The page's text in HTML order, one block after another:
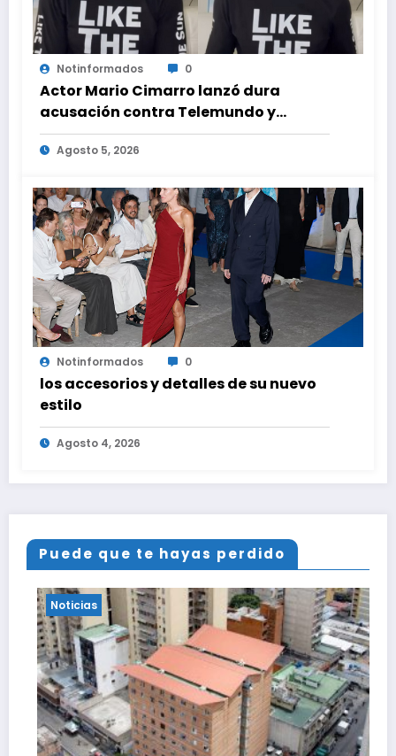
Notinformados 0
Actor Mario Cimarro lanzó dura
acusación contra Telemundo y
advirtió que lo que hacen en su contra
es ilegal en EEUU
Agosto 5, 2026
Notinformados 0
los accesorios y detalles de su nuevo
estilo
Agosto 4, 2026
Puede que te hayas perdido
Noticias